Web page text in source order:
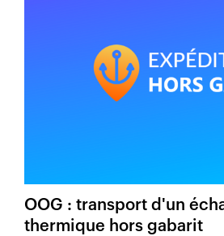
OOG : transport d'un
thermique hors gabarit